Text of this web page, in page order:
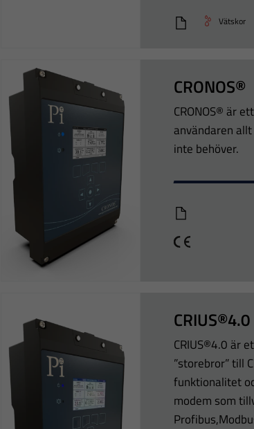
OxySense
Vätskor
CRONOS®
CRONOS® är
användaren
inte behöver.
Cronos
CE
CRIUS®4.0
CRIUS®4.0 är
”storebror” till
funktionalitet
modem som